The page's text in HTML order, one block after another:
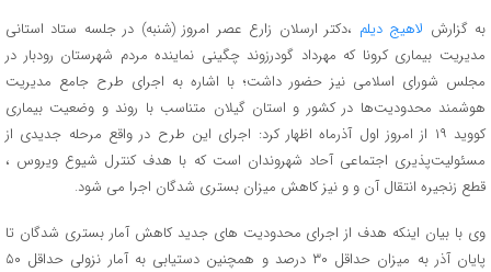
به گزارش لاهیج دیلم ،دکتر ارسلان زارع عصر امروز (شنبه) در جلسه ستاد استانی
مدیریت بیماری کرونا که مهرداد گودرزوند چگینی نماینده مردم شهرستان رودبار در
مجلس شورای اسلامی نیز حضور داشت؛ با اشاره به اجرای طرح جامع مدیریت
هوشمند محدودیت‌ها در کشور و استان گیلان متناسب با روند و وضعیت بیماری
کووید ۱۹ از امروز اول آذرماه اظهار کرد: اجرای این طرح در واقع مرحله جدیدی از
مسئولیت‌پذیری‌ اجتماعی آحاد شهروندان است که با هدف کنترل شیوع ویروس ،
قطع زنجیره انتقال آن و و نیز کاهش میزان بستری شدگان اجرا می شود.
وی با بیان اینکه هدف از اجرای محدودیت های جدید کاهش آمار بستری شدگان تا
پایان آذر به میزان حداقل ۳۰ درصد و همچنین دستیابی به آمار نزولی حداقل ۵۰